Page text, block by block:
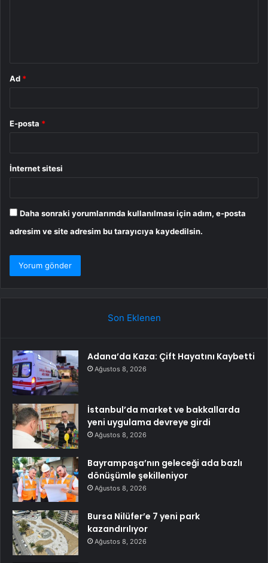
Ad *
E-posta *
İnternet sitesi
Daha sonraki yorumlarımda kullanılması için adım, e-posta
adresim ve site adresim bu tarayıcıya kaydedilsin.
Son Eklenen
Adana’da Kaza: Çift Hayatını Kaybetti
Ağustos 8, 2026
İstanbul’da market ve bakkallarda
yeni uygulama devreye girdi
Ağustos 8, 2026
Bayrampaşa’nın geleceği ada bazlı
dönüşümle şekilleniyor
Ağustos 8, 2026
Bursa Nilüfer’e 7 yeni park
kazandırılıyor
Ağustos 8, 2026